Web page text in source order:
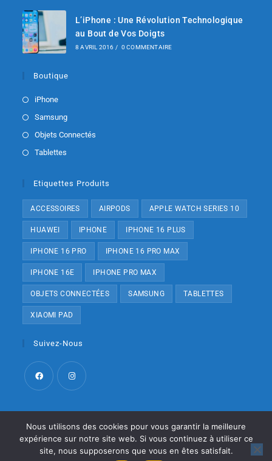
L’iPhone : Une Révolution Technologique
au Bout de Vos Doigts
8 AVRIL 2016 / 0 COMMENTAIRE
Boutique
iPhone
Samsung
Objets Connectés
Tablettes
Etiquettes Produits
ACCESSOIRES AIRPODS APPLE WATCH SERIES 10
HUAWEI IPHONE IPHONE 16 PLUS
IPHONE 16 PRO IPHONE 16 PRO MAX
IPHONE 16E IPHONE PRO MAX
OBJETS CONNECTÉES SAMSUNG TABLETTES
XIAOMI PAD
Suivez-Nous
À propos de nous Contactez-Nous
Termes et conditions
Politique de confidentialité
Nous utilisons des cookies pour vous garantir la meilleure
expérience sur notre site web. Si vous continuez à utiliser ce
site, nous supposerons que vous en êtes satisfait.